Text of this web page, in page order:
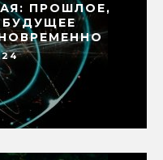
ПРОШЛОЕ,